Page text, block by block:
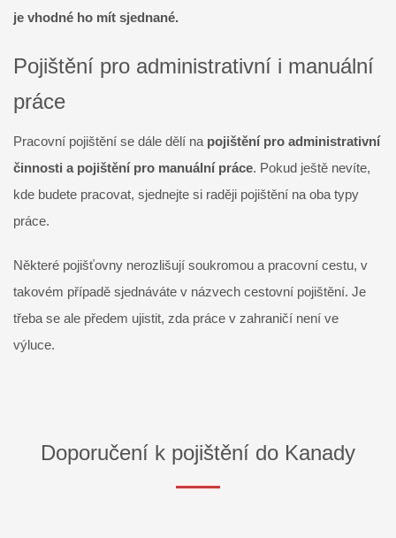
je vhodné ho mít sjednané.
Pojištění pro administrativní i manuální
práce
Pracovní pojištění se dále dělí na pojištění pro administrativní
činnosti a pojištění pro manuální práce. Pokud ještě nevíte,
kde budete pracovat, sjednejte si raději pojištění na oba typy
práce.
Některé pojišťovny nerozlišují soukromou a pracovní cestu, v
takovém případě sjednáváte v názvech cestovní pojištění. Je
třeba se ale předem ujistit, zda práce v zahraničí není ve
výluce.
Doporučení k pojištění do Kanady